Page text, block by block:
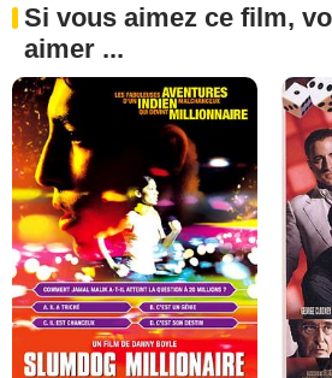
Si vous aimez ce film,
aimer ...